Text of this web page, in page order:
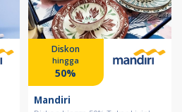
Diskon
hingga
50%
Mandiri